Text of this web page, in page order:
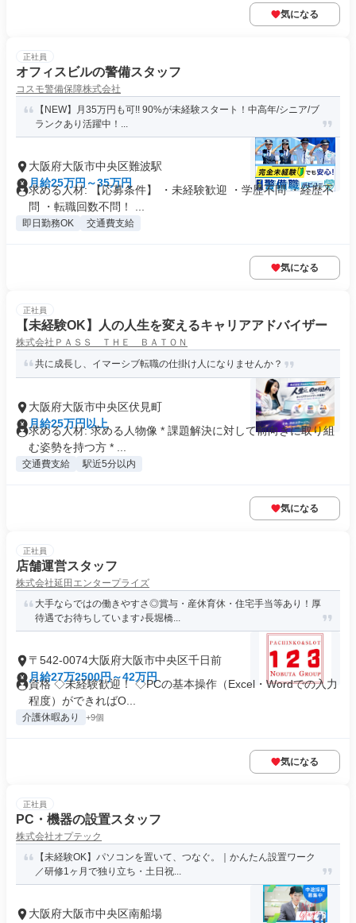
気になる
正社員
オフィスビルの警備スタッフ
コスモ警備保障株式会社
【NEW】月35万円も可!! 90%が未経験スタート！中高年/シニア/ブ
ランクあり活躍中！...
大阪府大阪市中央区難波駅
月給25万円～35万円
求める人材: 【応募条件】 ・未経験歓迎 ・学歴不問 ・経歴不
問 ・転職回数不問！ ...
即日勤務OK 交通費支給
気になる
正社員
【未経験OK】人の人生を変えるキャリアアドバイザー
株式会社ＰＡＳＳ ＴＨＥ ＢＡＴＯＮ
共に成長し、イマーシブ転職の仕掛け人になりませんか？
大阪府大阪市中央区伏見町
月給25万円以上
求める人材: 求める人物像 * 課題解決に対して前向きに取り組
む姿勢を持つ方 * ...
交通費支給 駅近5分以内
気になる
正社員
店舗運営スタッフ
株式会社延田エンタープライズ
大手ならではの働きやすさ◎賞与・産休育休・住宅手当等あり！厚
待遇でお待ちしています♪長堀橋...
〒542-0074大阪府大阪市中央区千日前
月給27万2500円～42万円
資格 ◇未経験歓迎！ ◇PCの基本操作（Excel・Wordでの入力
程度）ができればO...
介護休暇あり +9個
気になる
正社員
PC・機器の設置スタッフ
株式会社オプテック
【未経験OK】パソコンを置いて、つなぐ。｜かんたん設置ワーク
／研修1ヶ月で独り立ち・土日祝...
大阪府大阪市中央区南船場